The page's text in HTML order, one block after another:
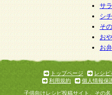
情報お客様相談窓口 paku-
とは任意ですが、個人情報
合には、当社のサービスの
談への対応ができない場合
サ
シ
そ
お
お
トップページ
レシピ
利用規約
個人情報保
子供向けレシピ投稿サイト、その